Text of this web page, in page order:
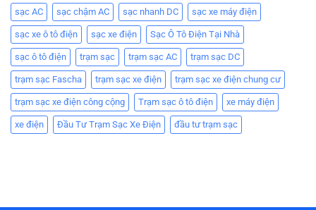
sạc AC sạc chậm AC sạc nhanh DC sạc xe máy điện
sạc xe ô tô điện sạc xe điện Sạc Ô Tô Điện Tại Nhà
sạc ô tô điện trạm sạc trạm sạc AC trạm sạc DC
trạm sạc Fascha trạm sạc xe điện trạm sạc xe điện chung cư
trạm sạc xe điện công cộng Trạm sạc ô tô điện xe máy điện
xe điện Đầu Tư Trạm Sạc Xe Điện đầu tư trạm sạc